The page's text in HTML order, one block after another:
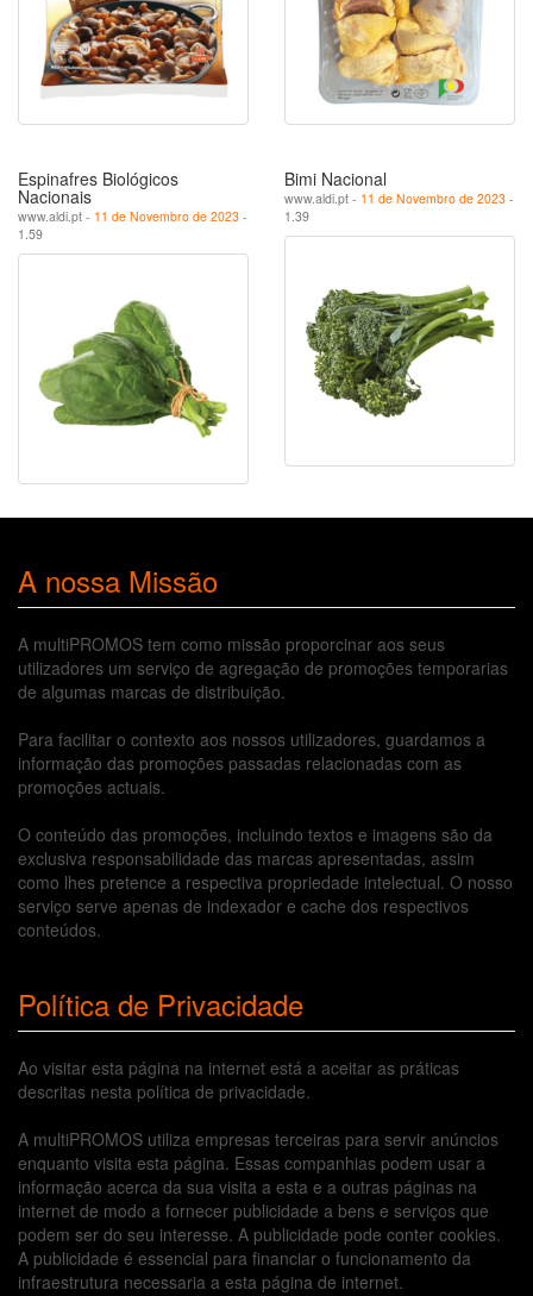
Espinafres Biológicos
Nacionais
www.aldi.pt - 11 de Novembro de 2023 -
1.59
Bimi Nacional
www.aldi.pt - 11 de Novembro de 2023 -
1.39
A nossa Missão
A multiPROMOS tem como missão proporcinar aos seus
utilizadores um serviço de agregação de promoções temporarias
de algumas marcas de distribuição.
Para facilitar o contexto aos nossos utilizadores, guardamos a
informação das promoções passadas relacionadas com as
promoções actuais.
O conteúdo das promoções, incluindo textos e imagens são da
exclusiva responsabilidade das marcas apresentadas, assim
como lhes pretence a respectiva propriedade intelectual. O nosso
serviço serve apenas de indexador e cache dos respectivos
conteúdos.
Política de Privacidade
Ao visitar esta página na internet está a aceitar as práticas
descritas nesta política de privacidade.
A multiPROMOS utiliza empresas terceiras para servir anúncios
enquanto visita esta página. Essas companhias podem usar a
informação acerca da sua visita a esta e a outras páginas na
internet de modo a fornecer publicidade a bens e serviços que
podem ser do seu interesse. A publicidade pode conter cookies.
A publicidade é essencial para financiar o funcionamento da
infraestrutura necessaria a esta página de internet.